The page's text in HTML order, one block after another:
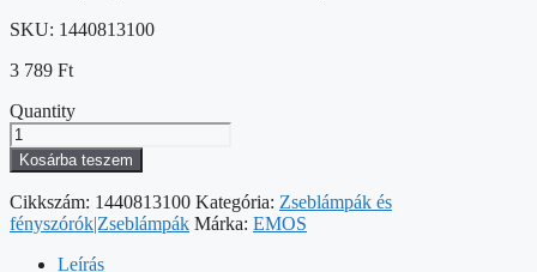
SKU: 1440813100
3 789 Ft
Quantity
EMOS
COB
LED
munkalámpa
180lm
mennyiség
Kosárba teszem
Cikkszám: 1440813100 Kategória: Zseblámpák és
fényszórók|Zseblámpák Márka: EMOS
Leírás